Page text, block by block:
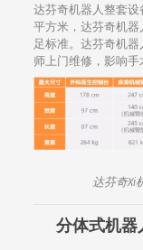
达芬奇机器人整套
平方米，达芬奇机
足标准。达芬奇机
师上门维修，影响手
达芬奇Xi
分体式机器